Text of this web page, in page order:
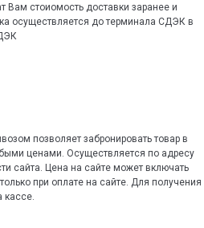
стоиомость доставки заранее и
осуществляется до терминала СДЭК в
позволяет забронировать товар в
ценами. Осуществляется по адресу
сайта. Цена на сайте может включать
при оплате на сайте. Для получения
кассе.